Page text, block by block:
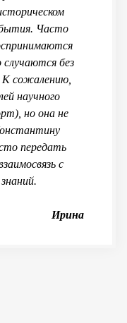
Часто
без
К сожалению,
научного
но она не
передать
с
Ирина